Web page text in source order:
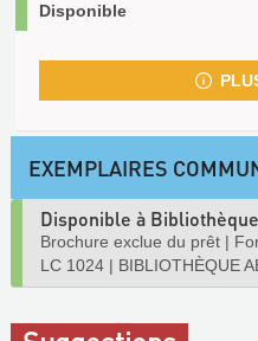
Disponible
EXEMPLAIRES
Disponible à
Brochure exclue du prêt |
LC 1024 | BIBLIOTHÈQUE